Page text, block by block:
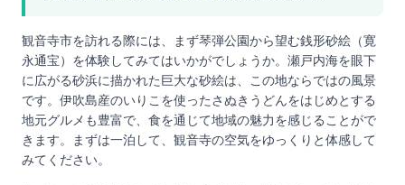
観音寺市を訪れる際には、まず琴弾公園から望む銭形砂絵（寛
永通宝）を体験してみてはいかがでしょうか。瀬戸内海を眼下
に広がる砂浜に描かれた巨大な砂絵は、この地ならではの風景
です。伊吹島産のいりこを使ったさぬきうどんをはじめとする
地元グルメも豊富で、食を通じて地域の魅力を感じることがで
きます。まずは一泊して、観音寺の空気をゆっくりと体感して
みてください。